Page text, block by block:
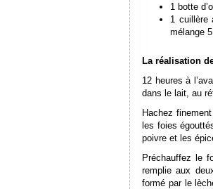
1 botte
1 cuillère
mélange
La réalisation
12 heures à
dans le lait, au
Hachez
les foies
poivre et les
Préchauffez le
remplie aux
formé par le